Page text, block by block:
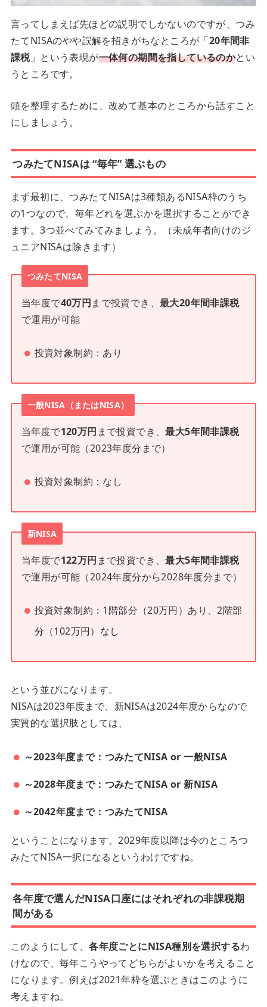
言ってしまえば先ほどの説明でしかないのですが、つみ
たてNISAのやや誤解を招きがちなところが「20年間非
課税」という表現が一体何の期間を指しているのかとい
うところです。
頭を整理するために、改めて基本のところから話すこと
にしましょう。
つみたてNISAは “毎年” 選ぶもの
まず最初に、つみたてNISAは3種類あるNISA枠のうち
の1つなので、毎年どれを選ぶかを選択することができ
ます。3つ並べてみてみましょう。（未成年者向けのジ
ュニアNISAは除きます）
つみたてNISA
当年度で40万円まで投資でき、 最大20年間非課税
で運用が可能
投資対象制約：あり
一般NISA（またはNISA）
当年度で120万円 まで投資でき、最大5年間非課税
で運用が可能（2023年度分まで）
投資対象制約：なし
新NISA
当年度で122万円 まで投資でき、最大5年間非課税
で運用が可能（2024年度分から2028年度分まで）
投資対象制約：1階部分（20万円）あり、2階部
分（102万円）なし
という並びになります。
NISAは2023年度まで、新NISAは2024年度からなので
実質的な選択肢としては、
～2023年度まで：つみたてNISA or 一般NISA
～2028年度まで：つみたてNISA or 新NISA
～2042年度まで：つみたてNISA
ということになります。2029年度以降は今のところつ
みたてNISA一択になるというわけですね。
各年度で選んだNISA口座にはそれぞれの非課税期
間がある
このようにして、各年度ごとにNISA種別を選択するわ
けなので、毎年こうやってどちらがよいかを考えること
になります。例えば2021年枠を選ぶときはこのように
考えますね。